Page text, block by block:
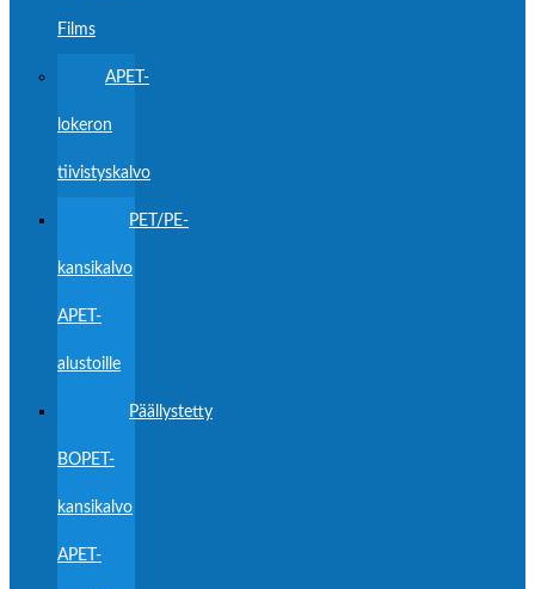
Films
APET-
lokeron
tiivistyskalvo
PET/PE-
kansikalvo
APET-
alustoille
Päällystetty
BOPET-
kansikalvo
APET-